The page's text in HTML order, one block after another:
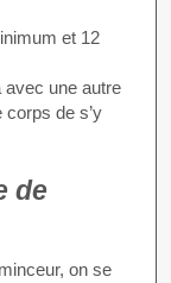
et 12
avec une autre
de s’y
de
on se